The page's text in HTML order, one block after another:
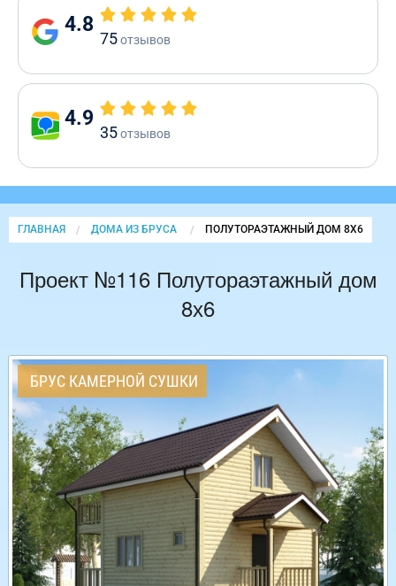
4.8
75отзывов
4.9
35отзывов
ГЛАВНАЯ ДОМА ИЗ БРУСА CURRENT:
ПОЛУТОРАЭТАЖНЫЙ ДОМ 8Х6
Проект №116 Полутораэтажный дом
8х6
БРУС КАМЕРНОЙ СУШКИ